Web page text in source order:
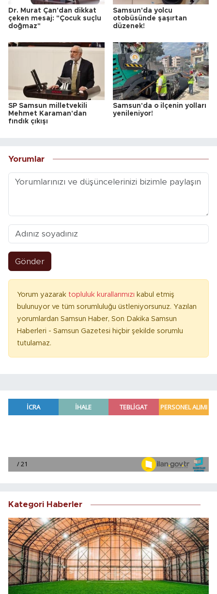
Dr. Murat Çan'dan dikkat
çeken mesaj: "Çocuk suçlu
doğmaz"
Samsun'da yolcu
otobüsünde şaşırtan
düzenek!
SP Samsun milletvekili
Mehmet Karaman'dan
fındık çıkışı
Samsun'da o ilçenin yolları
yenileniyor!
Yorumlar
Gönder
Yorum yazarak topluluk kurallarımızı kabul etmiş
bulunuyor ve tüm sorumluluğu üstleniyorsunuz. Yazılan
yorumlardan Samsun Haber, Son Dakika Samsun
Haberleri - Samsun Gazetesi hiçbir şekilde sorumlu
tutulamaz.
Kategori Haberler